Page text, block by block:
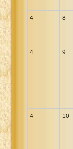
4 8
4 9
4 10